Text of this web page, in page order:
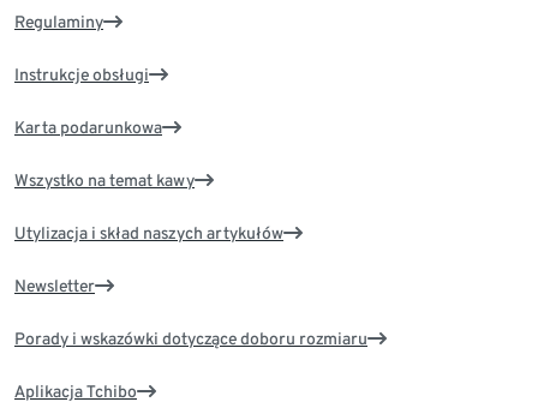
Regulaminy
Instrukcje obsługi
Karta podarunkowa
Wszystko na temat kawy
Utylizacja i skład naszych artykułów
Newsletter
Porady i wskazówki dotyczące doboru rozmiaru
Aplikacja Tchibo